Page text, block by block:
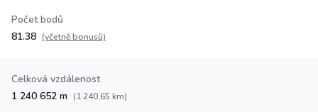
Počet bodů
81.38 (včetně bonusů)
Celková vzdálenost
1 240 652 m (1 240,65 km)